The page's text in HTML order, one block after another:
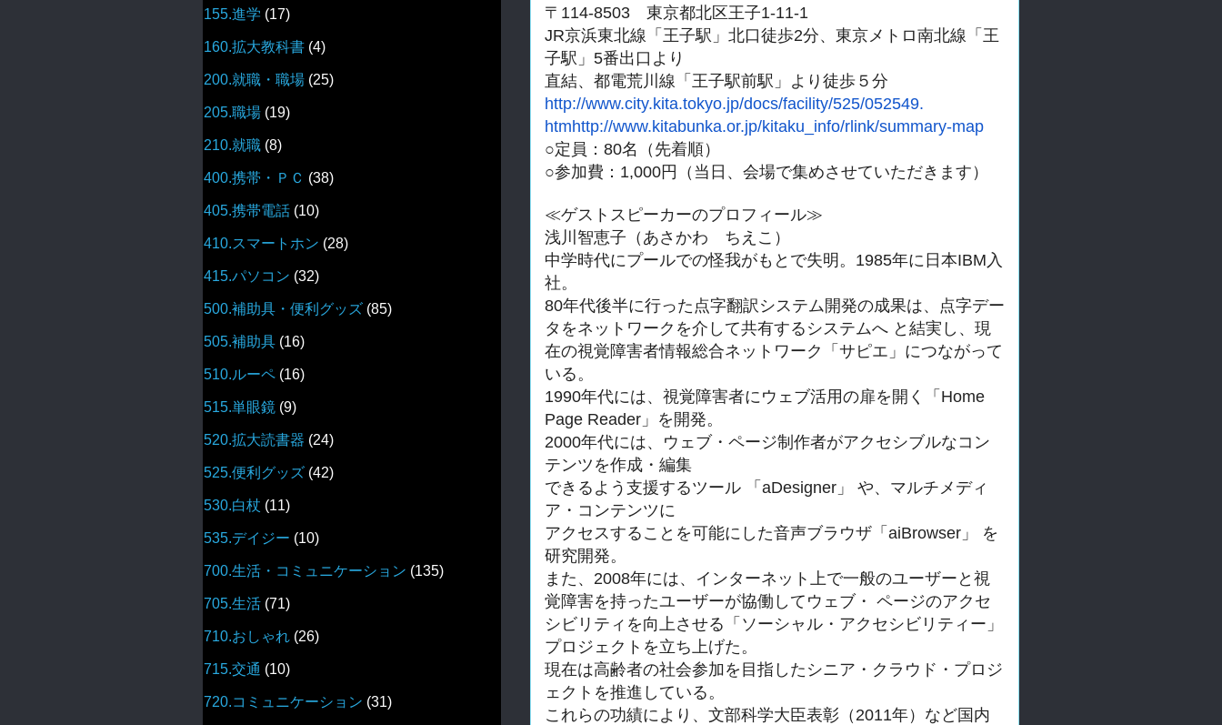
〒114-8503 東京都北区王子1-11-1
JR京浜東北線「王子駅」北口徒歩2分、東京メトロ南北線「 王
子駅」5番出口より
直結、都電荒川線「王子駅前駅」より徒歩５分
http://www.city.kita.tokyo.jp/docs/facility/525/052549.
htmhttp://www.kitabunka.or.jp/kitaku_info/rlink/summary-map
○定員：80名（先着順）
○参加費：1,000円（当日、会場で集めさせていただきます）
≪ゲストスピーカーのプロフィール≫
浅川智恵子（あさかわ ちえこ）
中学時代にプールでの怪我がもとで失明。 1985年に日本IBM入
社。
80年代後半に行った点字翻訳システム開発の成果は、 点字デー
タをネットワーク を介して共有するシステムへ と結実し、現
在の視覚障害者情報総合ネットワーク「サピエ」につながって
いる。
1990年代には、視覚障害者にウェブ活用の扉を開く「Home
Page Reader」を開発。
2000年代には、ウェブ・ ページ制作者がアクセシブルなコン
テンツを作成・編集
できるよう支援するツール 「aDesigner」 や、マルチメディ
ア・コンテンツに
アクセスすることを可能にした音声ブラウザ「 aiBrowser」 を
研究開発。
また、2008年には、 インターネット上で一般のユーザーと視
覚障害を持ったユーザーが協働してウェブ・ ページのアクセ
シビリティを向上させる「ソーシャ ル・アクセシビリティー」
プロジェクトを立ち上げた。
現在は高齢者の社会参加を目指したシニア・クラウド・ プロジ
ェクトを推進している。
これらの功績により、文部科学大臣表彰（2011年） など国内
155.進学 (17)
160.拡大教科書 (4)
200.就職・職場 (25)
205.職場 (19)
210.就職 (8)
400.携帯・ＰＣ (38)
405.携帯電話 (10)
410.スマートホン (28)
415.パソコン (32)
500.補助具・便利グッズ (85)
505.補助具 (16)
510.ルーペ (16)
515.単眼鏡 (9)
520.拡大読書器 (24)
525.便利グッズ (42)
530.白杖 (11)
535.デイジー (10)
700.生活・コミュニケーション (135)
705.生活 (71)
710.おしゃれ (26)
715.交通 (10)
720.コミュニケーション (31)